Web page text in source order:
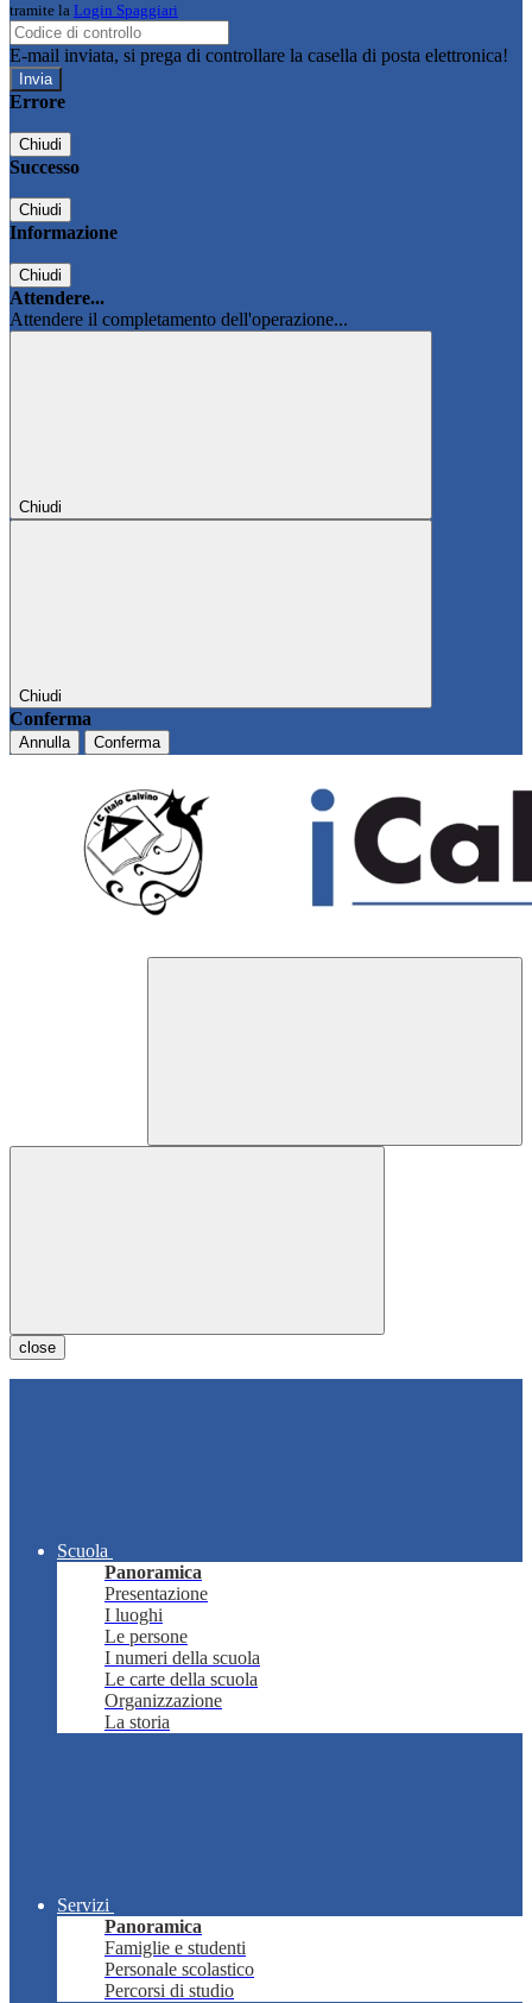
tramite la Login Spaggiari
E-mail inviata, si prega di controllare la casella di posta elettronica!
Errore
Chiudi
Successo
Chiudi
Informazione
Chiudi
Attendere...
Attendere il completamento dell'operazione...
Chiudi
Chiudi
Conferma
Annulla Conferma
close
Scuola
Panoramica
Presentazione
I luoghi
Le persone
I numeri della scuola
Le carte della scuola
Organizzazione
La storia
Servizi
Panoramica
Famiglie e studenti
Personale scolastico
Percorsi di studio